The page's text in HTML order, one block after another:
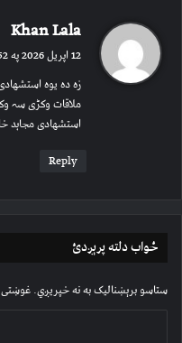
و
ا
ی
:
Khan Lala
12 اپریل 2026 په 02:52
زہ دہ یوہ
ملاقات وکڑی سہ
استشھادی مجاہد
Reply
ځواب دلته پرېږدئ
ستاسو برېښناليک به نه خپريږي.